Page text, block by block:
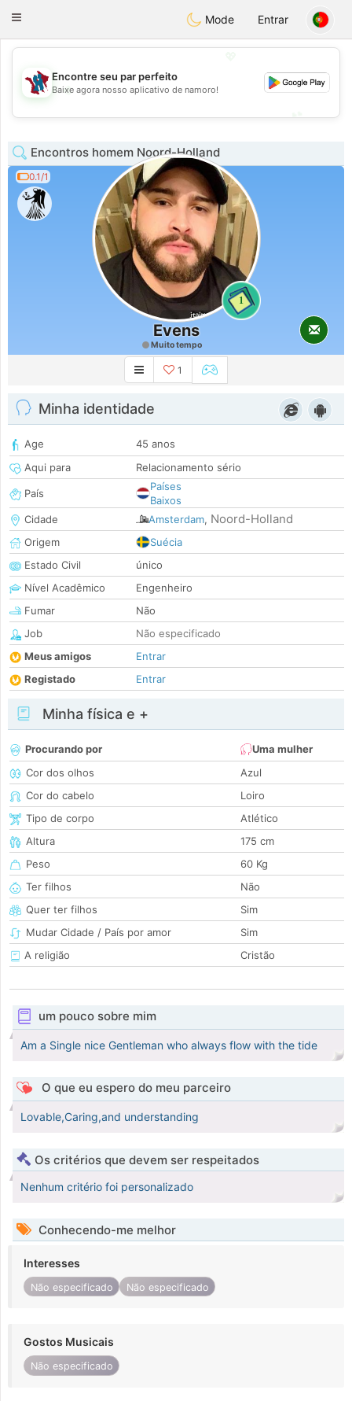
Taimerais
Toggle
Mode Entrar
💖
💕
Encontre seu par perfeito
Baixe agora nosso aplicativo de namoro!
Encontros homem Noord-Holland
0.1/1
1
Evens
Muito tempo
1
Minha identidade
Age
45 anos
Aqui para
Relacionamento sério
País
Países
Baixos
Cidade
Amsterdam, Noord-Holland
Origem
Suécia
Estado Civil
único
Nível Acadêmico
Engenheiro
Fumar
Não
Job
Não especificado
Meus amigos
Entrar
Registado
Entrar
Minha física e +
Procurando por
Uma mulher
Cor dos olhos
Azul
Cor do cabelo
Loiro
Tipo de corpo
Atlético
Altura
175 cm
Peso
60 Kg
Ter filhos
Não
Quer ter filhos
Sim
Mudar Cidade / País por amor
Sim
A religião
Cristão
um pouco sobre mim
Am a Single nice Gentleman who always flow with the tide
O que eu espero do meu parceiro
Lovable,Caring,and understanding
Os critérios que devem ser respeitados
Nenhum critério foi personalizado
Conhecendo-me melhor
Interesses
Não especificado Não especificado
Gostos Musicais
Não especificado